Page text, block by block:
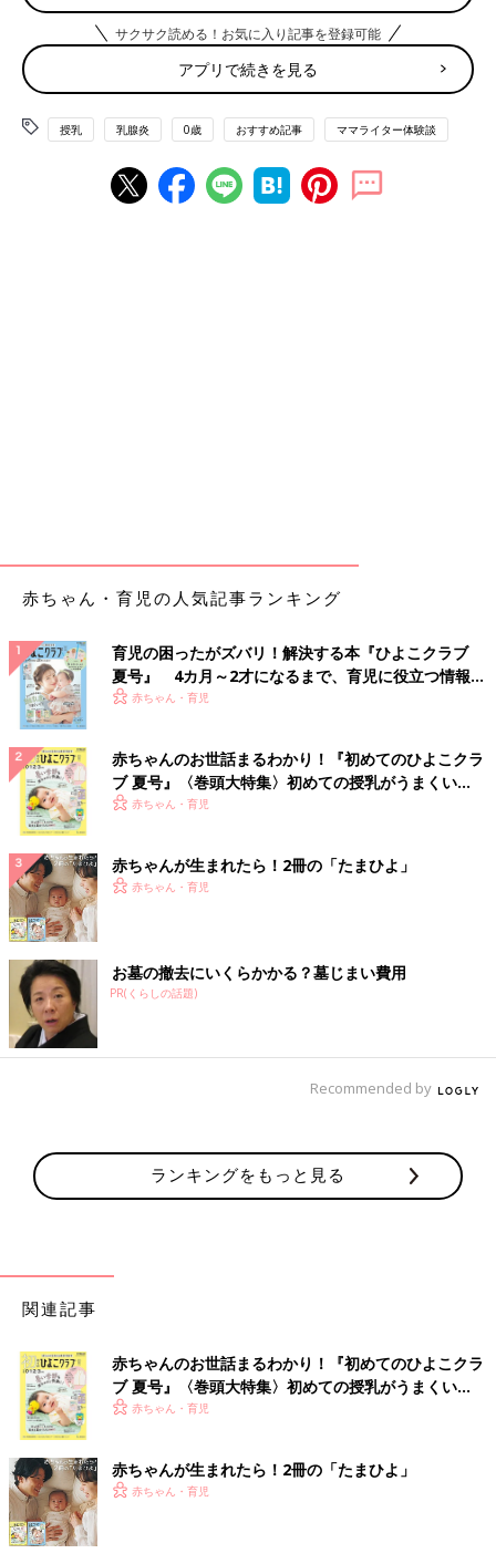
痛みはなかったのであまり気にせず過ごしていたのですが、つい
に発熱。知人から紹介してもらった母乳マッサージに行って、詰
まりを出してもらいました。詰まりがとれると熱も下がりまし
た。そんなことを何回か繰り返していました。
発熱＆激痛！固いおっぱいはまるで岩のよう…
産後3ヶ月が過ぎ、良く出る母乳のおかげか、6時間以上授乳の間
どうなってしまうのだろう…」と不安で仕方ありませんでした。
外科に行くと、医師から膿が溜まっているので、乳腺を切って膿
を出すという説明を受けました。そして、母乳育児を続けるの
か、それともやめるのか、選択を迫られたのです。生後3ヶ月…
ここで母乳育児を諦めるのは赤ちゃんに申し訳ない気がして、
「切開後も母乳を続けたい」と告げました。
部分麻酔をして乳腺を切ると、膿が混ざった母乳がドバーッと溢
れ出てきました。「こんなに溜まっていたのか」という驚きと同
時に「やっとあの痛みから解放される…」と、ホッとしたのを覚
えています。
ということでした。すぐに傷口を閉めてしまうと、また膿がたま
ってしまうそうです。乳首の近くに傷口があり、怖くてうまく授
乳ができませんでした。そして何より恐ろしかったのが、傷口の
消毒でした。術後2日ほどはあまりの痛みに、その都度泣いてい
母乳育児を継続することができました。もちろん、このできごと
の間も育児はありました。ありがたいことに赤ちゃんはとても良
い子で、手術の日の夜は不思議と夜泣きをしませんでした。どん
女の子1人と男の子2人、3児のママです。現在は在宅ワーカーと
してライティングやデータ入力などの仕事をしています。子育て
に追われる毎日ですが、「明るく前向きに」をモットーに、日々
奮闘中です。
■関連：乳腺炎を予防する授乳のコツは？母乳育児が軌道に乗る3
つのテクニック
※この記事は個人の体験記です。記事に掲載の画像はイメージで
サクサク読める！お気に入り記事を登録可能
アプリで続きを見る
授乳 乳腺炎 0歳 おすすめ記事 ママライター体験談
赤ちゃん・育児の人気記事ランキング
育児の困ったがズバリ！解決する本『ひよこクラブ
夏号』 4カ月～2才になるまで、育児に役立つ情報が
いっぱい！
赤ちゃん・育児
赤ちゃんのお世話まるわかり！『初めてのひよこクラ
ブ 夏号』〈巻頭大特集〉初めての授乳がうまくい
く！ おっぱい・ミルクの基本と夏のトラブル 解決テ
赤ちゃん・育児
赤ちゃんが生まれたら！2冊の「たまひよ」
赤ちゃん・育児
お墓の撤去にいくらかかる？墓じまい費用
PR(くらしの話題)
Recommended by
ランキングをもっと見る
関連記事
赤ちゃんのお世話まるわかり！『初めてのひよこクラ
ブ 夏号』〈巻頭大特集〉初めての授乳がうまくい
く！ おっぱい・ミルクの基本と夏のトラブル 解決テ
赤ちゃん・育児
赤ちゃんが生まれたら！2冊の「たまひよ」
赤ちゃん・育児